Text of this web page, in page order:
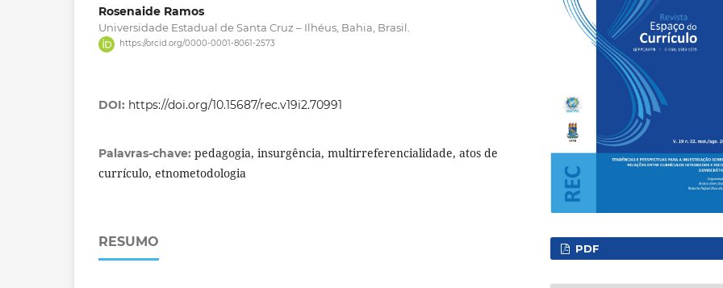
Rosenaide Ramos
Universidade Estadual de Santa Cruz – Ilhéus, Bahia, Brasil.
https://orcid.org/0000-0001-8061-2573
DOI: https://doi.org/10.15687/rec.v19i2.70991
Palavras-chave: pedagogia, insurgência, multirreferencialidade, atos de
currículo, etnometodologia
RESUMO PDF